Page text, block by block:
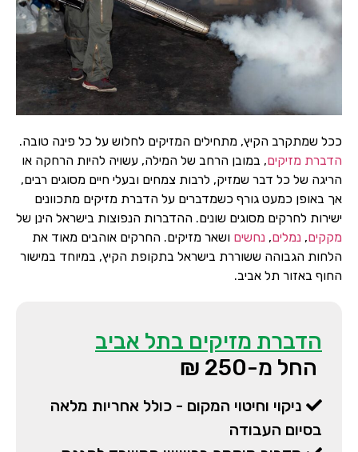
ככל שמתקרב הקיץ, מתחילים המזיקים לחלוש על כל פינה טובה.
הדברת מזיקים, במובן הרחב של המילה, עשויה להיות הרחקה או
הריגה של כל דבר שמזיק, לרבות צמחים ובעלי חיים מסוגים רבים,
אך באופן כמעט גורף כשמדברים על הדברת מזיקים מתכוונים
ישירות לחרקים מסוגים שונים. ההדברות הנפוצות בישראל הינן של
מקקים, נמלים, נחשים ושאר מזיקים. החרקים אוהבים מאוד את
הלחות הגבוהה ששוררת בישראל בתקופת הקיץ, במיוחד במישור
החוף באזור תל אביב.
הדברת מזיקים בתל אביב
החל מ-250 ₪
ניקוי וחיטוי המקום - כולל אחריות מלאה
בסיום העבודה